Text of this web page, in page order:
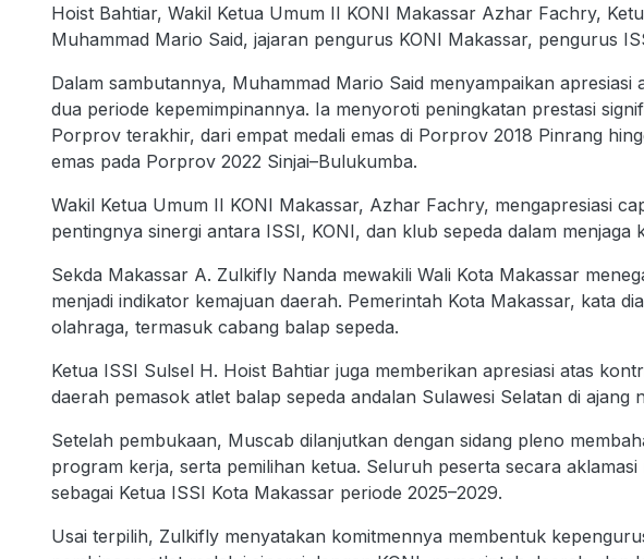
Hoist Bahtiar, Wakil Ketua Umum II KONI Makassar Azhar Fachry,
Muhammad Mario Said, jajaran pengurus KONI Makassar, pengurus
Dalam sambutannya, Muhammad Mario Said menyampaikan apresiasi
dua periode kepemimpinannya. Ia menyoroti peningkatan prestasi
Porprov terakhir, dari empat medali emas di Porprov 2018 Pinrang
emas pada Porprov 2022 Sinjai–Bulukumba.
Wakil Ketua Umum II KONI Makassar, Azhar Fachry, mengapresiasi
pentingnya sinergi antara ISSI, KONI, dan klub sepeda dalam menjaga
Sekda Makassar A. Zulkifly Nanda mewakili Wali Kota Makassar
menjadi indikator kemajuan daerah. Pemerintah Kota Makassar, kata
olahraga, termasuk cabang balap sepeda.
Ketua ISSI Sulsel H. Hoist Bahtiar juga memberikan apresiasi atas
daerah pemasok atlet balap sepeda andalan Sulawesi Selatan di ajang
Setelah pembukaan, Muscab dilanjutkan dengan sidang pleno
program kerja, serta pemilihan ketua. Seluruh peserta secara
sebagai Ketua ISSI Kota Makassar periode 2025–2029.
Usai terpilih, Zulkifly menyatakan komitmennya membentuk